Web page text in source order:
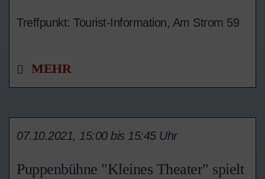
Treffpunkt: Tourist-Information, Am Strom 59
MEHR
Puppenbühne "Kleines Theater" spielt
07.10.2021, 15:00 bis 15:45 Uhr